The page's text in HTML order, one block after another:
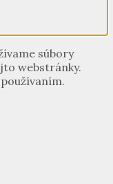
súbory
webstránky.